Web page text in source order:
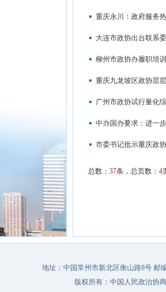
重庆永川：政府服务
大连市政协出台联系
柳州市政协办履职培
重庆九龙坡区政协层
广州市政协试行量化
中办国办要求：进一
市委书记批示重庆政
总数： 37条，总页数： 4
地址：中国常州市新北区衡山路8号 邮
版权所有：中国人民政治协